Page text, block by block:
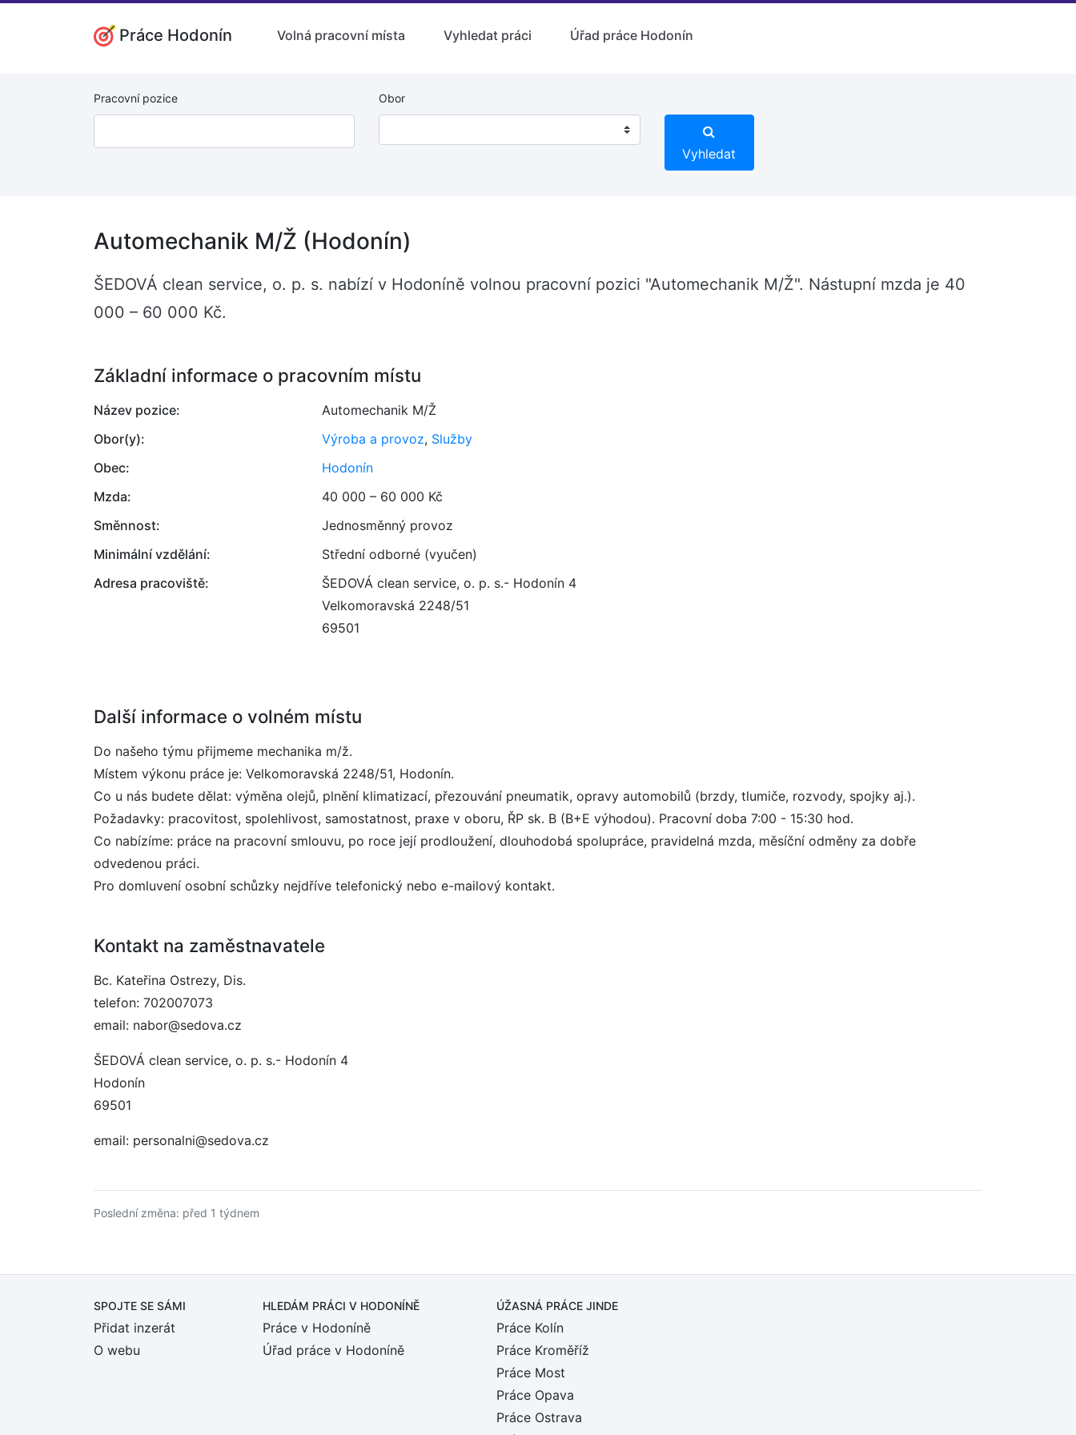
Práce Hodonín Volná pracovní místa Vyhledat práci Úřad práce Hodonín
Pracovní pozice Obor
Vyhledat
Automechanik M/Ž (Hodonín)
ŠEDOVÁ clean service, o. p. s. nabízí v Hodoníně volnou pracovní pozici "Automechanik M/Ž". Nástupní mzda je 40
000 – 60 000 Kč.
Základní informace o pracovním místu
Název pozice:
Automechanik M/Ž
Obor(y):
Výroba a provoz, Služby
Obec:
Hodonín
Mzda:
40 000 – 60 000 Kč
Směnnost:
Jednosměnný provoz
Minimální vzdělání:
Střední odborné (vyučen)
Adresa pracoviště:
ŠEDOVÁ clean service, o. p. s.- Hodonín 4
Velkomoravská 2248/51
69501
Další informace o volném místu
Do našeho týmu přijmeme mechanika m/ž.
Místem výkonu práce je: Velkomoravská 2248/51, Hodonín.
Co u nás budete dělat: výměna olejů, plnění klimatizací, přezouvání pneumatik, opravy automobilů (brzdy, tlumiče, rozvody, spojky aj.).
Požadavky: pracovitost, spolehlivost, samostatnost, praxe v oboru, ŘP sk. B (B+E výhodou). Pracovní doba 7:00 - 15:30 hod.
Co nabízíme: práce na pracovní smlouvu, po roce její prodloužení, dlouhodobá spolupráce, pravidelná mzda, měsíční odměny za dobře
odvedenou práci.
Pro domluvení osobní schůzky nejdříve telefonický nebo e-mailový kontakt.
Kontakt na zaměstnavatele
Bc. Kateřina Ostrezy, Dis.
telefon: 702007073
email: nabor@sedova.cz
ŠEDOVÁ clean service, o. p. s.- Hodonín 4
Hodonín
69501
email: personalni@sedova.cz
Poslední změna: před 1 týdnem
SPOJTE SE SÁMI
Přidat inzerát
O webu
HLEDÁM PRÁCI V HODONÍNĚ
Práce v Hodoníně
Úřad práce v Hodoníně
ÚŽASNÁ PRÁCE JINDE
Práce Kolín
Práce Kroměříž
Práce Most
Práce Opava
Práce Ostrava